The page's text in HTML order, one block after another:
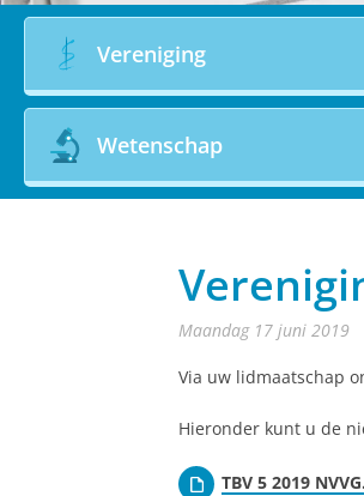
Vereniging
Wetenschap
maandag 17 juni 2019
Via uw lidmaatschap
Hieronder kunt u de
TBV 5 2019